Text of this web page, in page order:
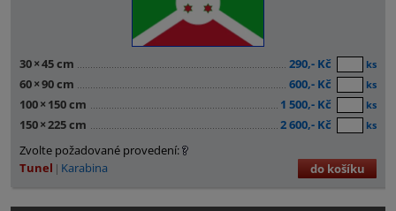
30×45 cm 290,- Kč ks
60×90 cm 600,- Kč ks
100× 150 cm 1 500,- Kč ks
150×225 cm 2 600,- Kč ks
Zvolte požadované provedení:
Tunel
Karabina do košíku